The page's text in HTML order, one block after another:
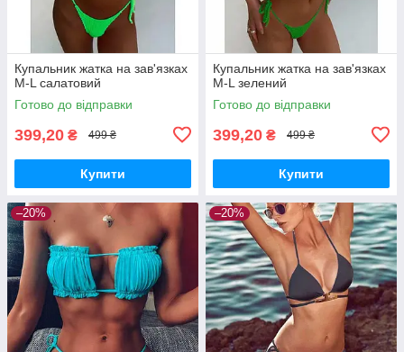
Купальник жатка на зав'язках
M-L салатовий
Готово до відправки
399,20 ₴ 499 ₴
Купити
Купальник жатка на зав'язках
M-L зелений
Готово до відправки
399,20 ₴ 499 ₴
Купити
–20% –20%